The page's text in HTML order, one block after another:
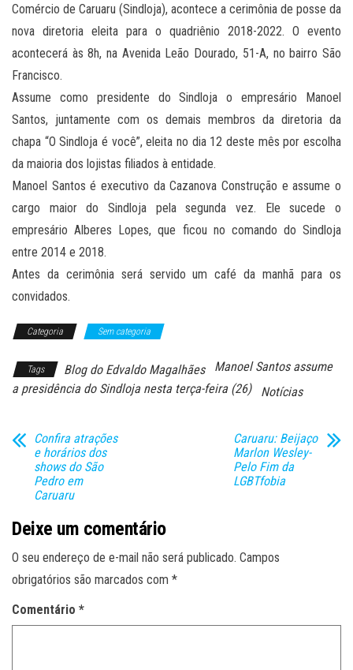
Comércio de Caruaru (Sindloja), acontece a cerimônia de posse da
nova diretoria eleita para o quadriênio 2018-2022. O evento
acontecerá às 8h, na Avenida Leão Dourado, 51-A, no bairro São
Francisco.
Assume como presidente do Sindloja o empresário Manoel
Santos, juntamente com os demais membros da diretoria da
chapa “O Sindloja é você”, eleita no dia 12 deste mês por escolha
da maioria dos lojistas filiados à entidade.
Manoel Santos é executivo da Cazanova Construção e assume o
cargo maior do Sindloja pela segunda vez. Ele sucede o
empresário Alberes Lopes, que ficou no comando do Sindloja
entre 2014 e 2018.
Antes da cerimônia será servido um café da manhã para os
convidados.
Categoria Sem categoria
Tags Blog do Edvaldo Magalhães
Manoel Santos assume
a presidência do Sindloja nesta terça-feira (26)
Notícias
Confira atrações
e horários dos
shows do São
Pedro em
Caruaru
Caruaru: Beijaço
Marlon Wesley-
Pelo Fim da
LGBTfobia
Deixe um comentário
O seu endereço de e-mail não será publicado. Campos
obrigatórios são marcados com *
Comentário *